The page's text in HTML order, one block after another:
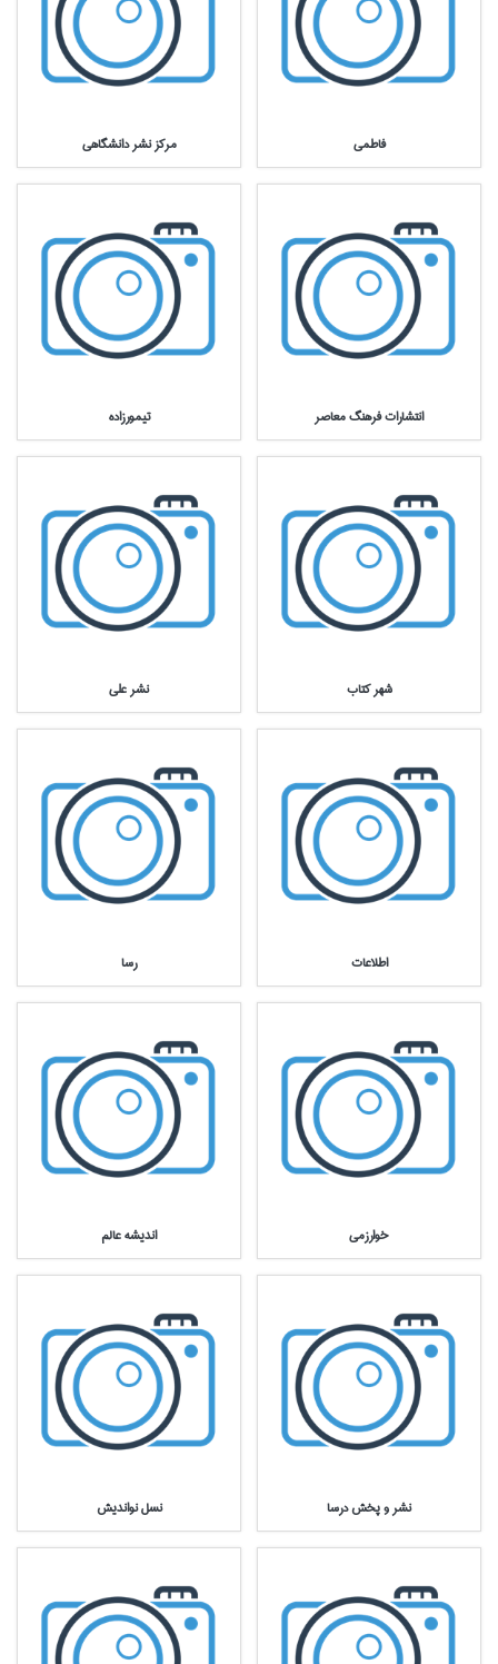
فاطمي مركز نشر دانشگاهي
انتشارات فرهنگ معاصر تيمورزاده
شهر كتاب نشر علي
اطلاعات رسا
خوارزمي انديشه عالم
نشر و پخش درسا نسل نوانديش